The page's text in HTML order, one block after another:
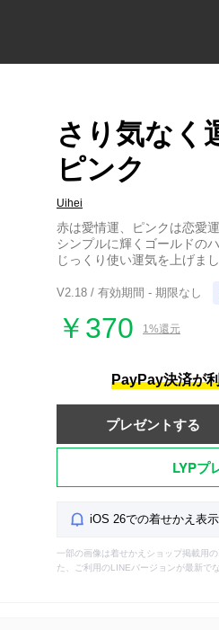
さり気なく
ピンク
Uihei
赤は愛情運、ピンクは恋愛
シンプルに輝くゴールドの
じっくり使い運気を上げまし
V2.18 / 有効期間 - 期限なし
￥370 1%還元
PayPay決済が
プレゼントする
LYPプ
iOS 26での着せかえ表
一部の画像は着せかえショップ掲載用
た、ご利用のLINEバージョンが最新で